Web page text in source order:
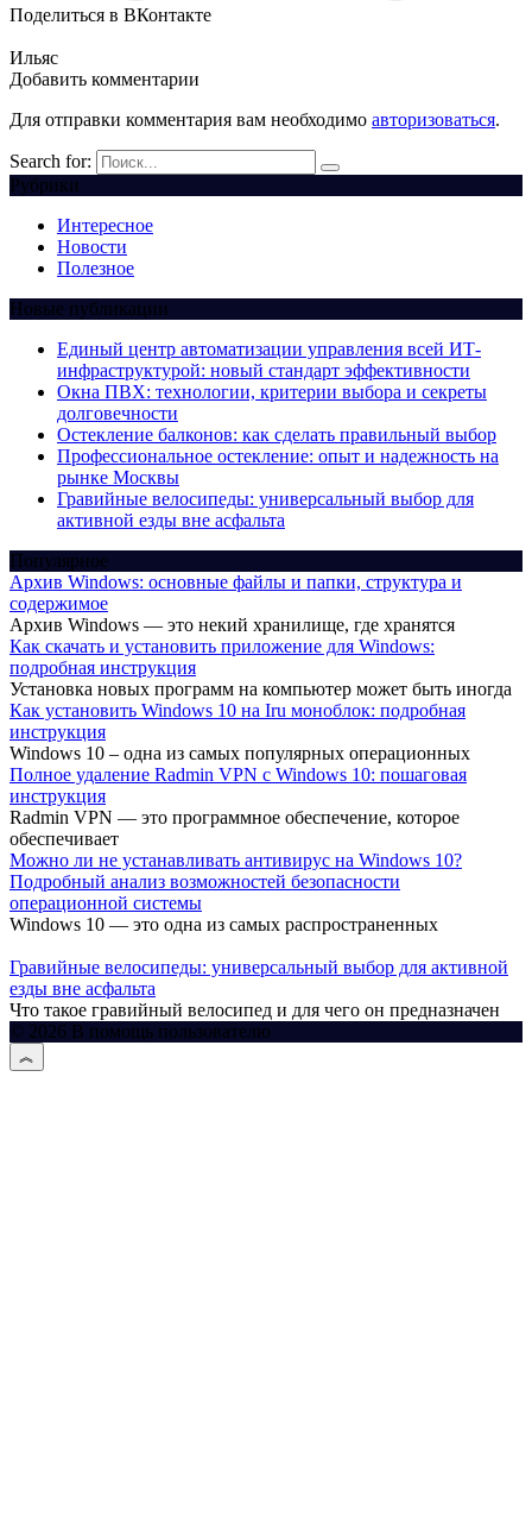
Поделиться в ВКонтакте
Ильяс
Добавить комментарии
Для отправки комментария вам необходимо авторизоваться.
Search for:
Рубрики
Интересное
Новости
Полезное
Новые публикации
Единый центр автоматизации управления всей ИТ-
инфраструктурой: новый стандарт эффективности
Окна ПВХ: технологии, критерии выбора и секреты
долговечности
Остекление балконов: как сделать правильный выбор
Профессиональное остекление: опыт и надежность на
рынке Москвы
Гравийные велосипеды: универсальный выбор для
активной езды вне асфальта
Популярное
Архив Windows: основные файлы и папки, структура и
содержимое
Архив Windows — это некий хранилище, где хранятся
Как скачать и установить приложение для Windows:
подробная инструкция
Установка новых программ на компьютер может быть иногда
Как установить Windows 10 на Iru моноблок: подробная
инструкция
Windows 10 – одна из самых популярных операционных
Полное удаление Radmin VPN с Windows 10: пошаговая
инструкция
Radmin VPN — это программное обеспечение, которое
обеспечивает
Можно ли не устанавливать антивирус на Windows 10?
Подробный анализ возможностей безопасности
операционной системы
Windows 10 — это одна из самых распространенных
Гравийные велосипеды: универсальный выбор для активной
езды вне асфальта
Что такое гравийный велосипед и для чего он предназначен
© 2026 В помощь пользователю